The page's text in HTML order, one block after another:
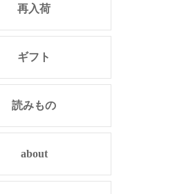
再入荷
ギフト
読みもの
about